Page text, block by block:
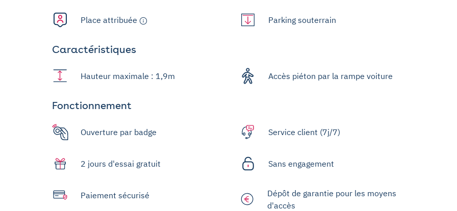
Place attribuée Parking souterrain
Caractéristiques
Hauteur maximale : 1,9m Accès piéton par la rampe voiture
Fonctionnement
Ouverture par badge Service client (7j/7)
2 jours d'essai gratuit Sans engagement
Paiement sécurisé
Dépôt de garantie pour les moyens
d'accès